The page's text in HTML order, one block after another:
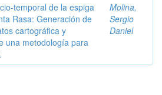
temporal de la espiga
Rasa: Generación de
cartográfica y
una metodología para
Molina,
Sergio
Daniel